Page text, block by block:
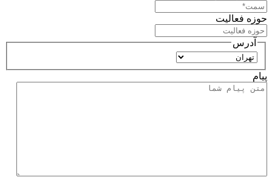
حوزه فعالیت
آدرس
استان
پیام